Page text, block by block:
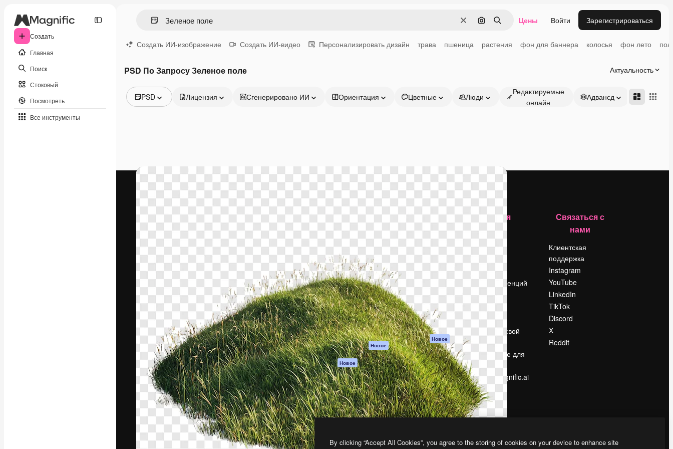
Создать
Главная
Поиск
Стоковый
Посмотреть
Все инструменты
ОчиститьПоиск по изображению
Поиск Цены Войти Зарегистрироваться
Создать ИИ-изображение Создать ИИ-видео Персонализировать дизайн трава пшеница растения фон для баннера колосья фон лето
PSD По Запросу Зеленое поле Актуальность
PSD
Видео
Иконки
3D-модели
Шрифты
Лицензия Сгенерировано ИИ Ориентация Цветные Люди
Редактируемые
онлайн
Адвансд
Креативная платформа для создания
подписчиков среди креаторов,
предприятий, агентств и студий.
Pусский
Продукция
ИИ-помощник
Генератор
изображений ИИ
Генератор видео
ИИ
Генератор голоса
на основе ИИ
Стоковый контент
MCP для
Claude/ChatGPT
Новое
Агенты Новое
API
Мобильное
приложение
Все инструменты
Начать
Документация по
Пакету ИИ
Служба
поддержки
Условия и
положения
Политика
конфиденциальности
Оригиналы Новое
Политика файлов
cookie
Центр доверия
Партнеры
Предприятие
Компания
О нас
Вакансии
Поиск тенденций
Блог
Slidesgo
Продайте свой
контент
Помещение для
прессы
Ищете magnific.ai
Связаться с
нами
Клиентская
поддержка
Instagram
YouTube
LinkedIn
TikTok
Discord
X
Reddit
By clicking “Accept All Cookies”, you agree to the storing of cookies on your device to enhance site